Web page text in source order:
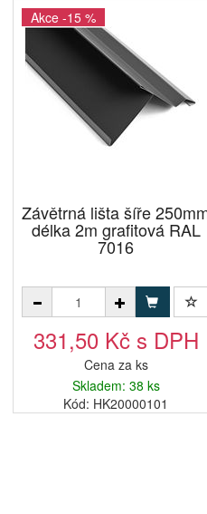
Akce -15 %
Závětrná lišta šíře
délka 2m grafitová RAL
7016
331,50 Kč s DPH
Cena za ks
Skladem: 38 ks
Kód: HK20000101